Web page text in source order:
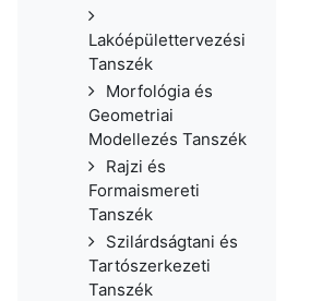
Lakóépülettervezési
Tanszék
Morfológia és
Geometriai
Modellezés Tanszék
Rajzi és
Formaismereti
Tanszék
Szilárdságtani és
Tartószerkezeti
Tanszék